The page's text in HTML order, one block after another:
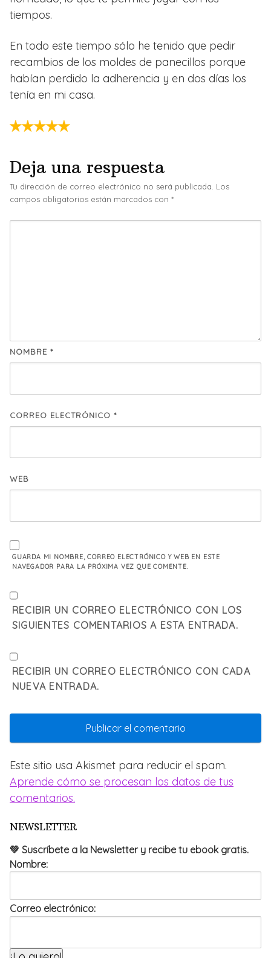
tiempos.
En todo este tiempo sólo he tenido que pedir
recambios de los moldes de panecillos porque
habían perdido la adherencia y en dos días los
tenía en mi casa.
Deja una respuesta
Tu dirección de correo electrónico no será publicada. Los
campos obligatorios están marcados con *
NOMBRE *
CORREO ELECTRÓNICO *
WEB
GUARDA MI NOMBRE, CORREO ELECTRÓNICO Y WEB EN ESTE
NAVEGADOR PARA LA PRÓXIMA VEZ QUE COMENTE.
RECIBIR UN CORREO ELECTRÓNICO CON LOS
SIGUIENTES COMENTARIOS A ESTA ENTRADA.
RECIBIR UN CORREO ELECTRÓNICO CON CADA
NUEVA ENTRADA.
Este sitio usa Akismet para reducir el spam.
Aprende cómo se procesan los datos de tus
comentarios.
NEWSLETTER
💚 Suscríbete a la Newsletter y recibe tu ebook gratis.
Nombre:
Correo electrónico: